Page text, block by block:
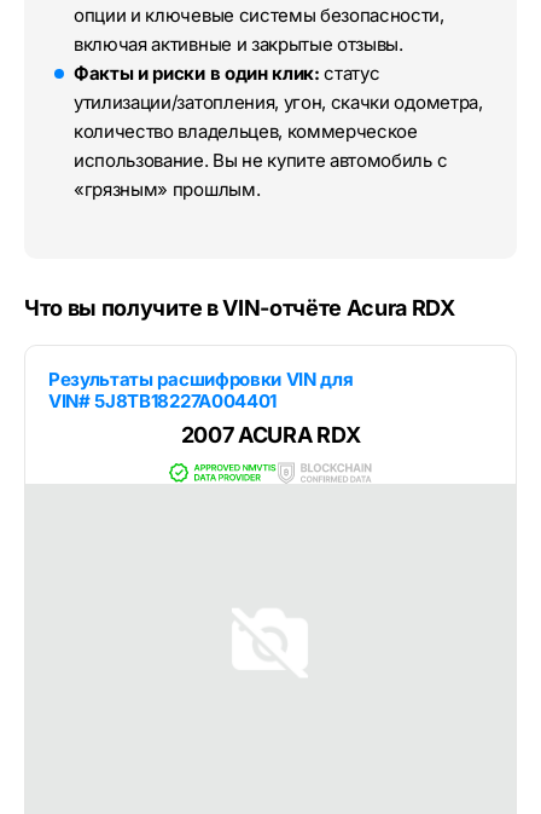
опции и ключевые системы безопасности,
включая активные и закрытые отзывы.
Факты и риски в один клик: статус
утилизации/затопления, угон, скачки одометра,
количество владельцев, коммерческое
использование. Вы не купите автомобиль с
«грязным» прошлым.
Что вы получите в VIN-отчёте Acura RDX
Результаты расшифровки VIN для
VIN# 5J8TB18227A004401
2007 ACURA RDX